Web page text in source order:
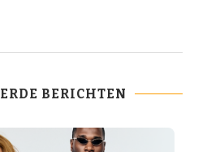
BERICHTEN